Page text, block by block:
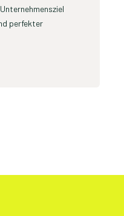
perfekter